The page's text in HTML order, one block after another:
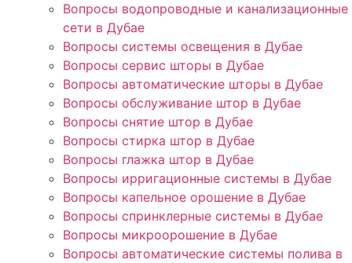
Вопросы водопроводные и канализационные
сети в Дубае
Вопросы системы освещения в Дубае
Вопросы сервис шторы в Дубае
Вопросы автоматические шторы в Дубае
Вопросы обслуживание штор в Дубае
Вопросы снятие штор в Дубае
Вопросы стирка штор в Дубае
Вопросы глажка штор в Дубае
Вопросы ирригационные системы в Дубае
Вопросы капельное орошение в Дубае
Вопросы спринклерные системы в Дубае
Вопросы микроорошение в Дубае
Вопросы автоматические системы полива в